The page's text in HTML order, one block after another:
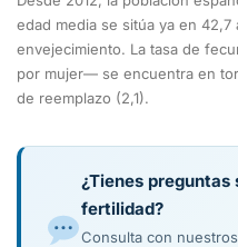
edad media se sitúa ya en
envejecimiento. La tasa de
por mujer— se encuentra en
de reemplazo (2,1).
¿Tienes preguntas
fertilidad?
Consulta con